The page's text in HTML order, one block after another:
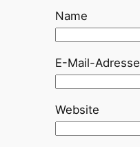
Name
E-Mail-Adresse
Website